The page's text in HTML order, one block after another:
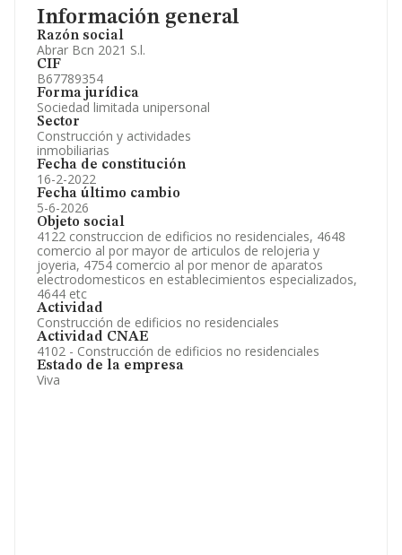
Información general
Razón social
Abrar Bcn 2021 S.l.
CIF
B67789354
Forma jurídica
Sociedad limitada unipersonal
Sector
Construcción y actividades
inmobiliarias
Fecha de constitución
16-2-2022
Fecha último cambio
5-6-2026
Objeto social
4122 construccion de edificios no residenciales, 4648
comercio al por mayor de articulos de relojeria y
joyeria, 4754 comercio al por menor de aparatos
electrodomesticos en establecimientos especializados,
4644 etc
Actividad
Construcción de edificios no residenciales
Actividad CNAE
4102 - Construcción de edificios no residenciales
Estado de la empresa
Viva
Información oficial y registral complementaria.